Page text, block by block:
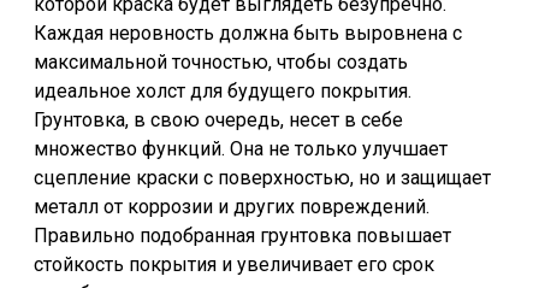
Каждая неровность должна быть выровнена с
максимальной точностью, чтобы создать
идеальное холст для будущего покрытия.
Грунтовка, в свою очередь, несет в себе
множество функций. Она не только улучшает
сцепление краски с поверхностью, но и защищает
металл от коррозии и других повреждений.
Правильно подобранная грунтовка повышает
стойкость покрытия и увеличивает его срок